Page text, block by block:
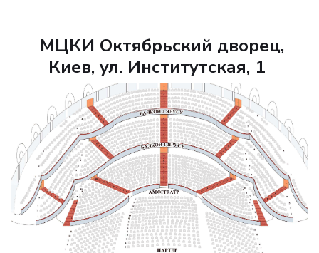
МЦКИ Октябрьский дворец,
Киев, ул. Институтская, 1